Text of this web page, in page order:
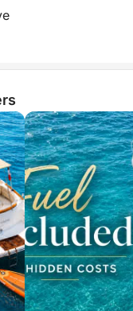
(still und
Musik
um Ihre
der Saison
schnell
uneingeschränkt
buchen Sie bei